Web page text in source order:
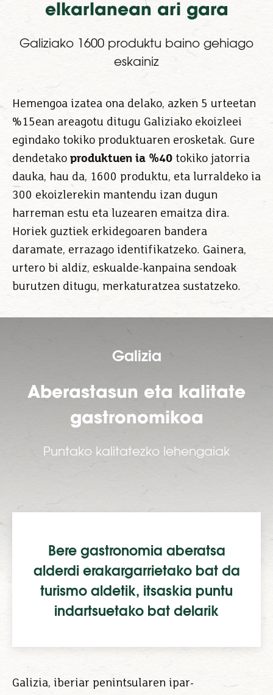
elkarlanean ari gara
Galiziako 1600 produktu baino gehiago
eskainiz
Hemengoa izatea ona delako, azken 5 urteetan
%15ean areagotu ditugu Galiziako ekoizleei
egindako tokiko produktuaren erosketak. Gure
dendetako produktuen ia %40 tokiko jatorria
dauka, hau da, 1600 produktu, eta lurraldeko ia
300 ekoizlerekin mantendu izan dugun
harreman estu eta luzearen emaitza dira.
Horiek guztiek erkidegoaren bandera
daramate, errazago identifikatzeko. Gainera,
urtero bi aldiz, eskualde-kanpaina sendoak
burutzen ditugu, merkaturatzea sustatzeko.
Galizia
Aberastasun eta kalitate
gastronomikoa
Puntako kalitatezko lehengaiak
Bere gastronomia aberatsa
alderdi erakargarrietako bat da
turismo aldetik, itsaskia puntu
indartsuetako bat delarik
Galizia, iberiar penintsularen ipar-